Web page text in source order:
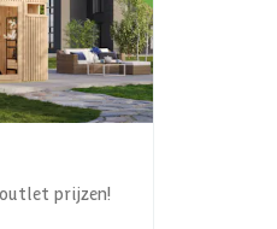
prijzen!